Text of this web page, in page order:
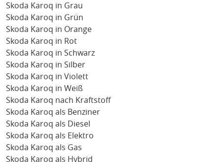
Skoda Karoq in Grau
Skoda Karoq in Grün
Skoda Karoq in Orange
Skoda Karoq in Rot
Skoda Karoq in Schwarz
Skoda Karoq in Silber
Skoda Karoq in Violett
Skoda Karoq in Weiß
Skoda Karoq nach Kraftstoff
Skoda Karoq als Benziner
Skoda Karoq als Diesel
Skoda Karoq als Elektro
Skoda Karoq als Gas
Skoda Karoq als Hybrid